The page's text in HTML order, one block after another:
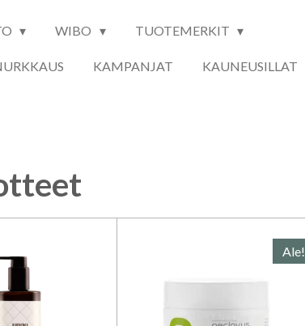
WIBO TUOTEMERKIT
KAMPANJAT KAUNEUSILLAT
Ale!